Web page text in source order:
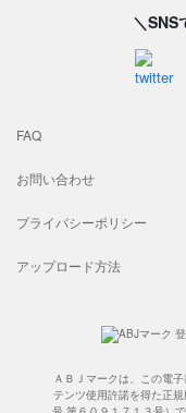
＼SNS
FAQ
お問い合わせ
プライバシーポリシー
アップロード方法
ＡＢＪマークは、この電
テンツ使用許諾を得た正